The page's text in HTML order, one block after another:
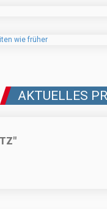
AKTUELLES